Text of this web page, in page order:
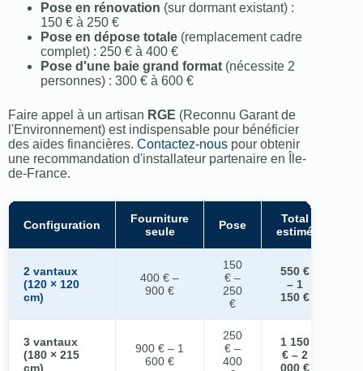
Pose en rénovation (sur dormant existant) :
150 € à 250 €
Pose en dépose totale (remplacement cadre
complet) : 250 € à 400 €
Pose d'une baie grand format (nécessite 2
personnes) : 300 € à 600 €
Faire appel à un artisan RGE (Reconnu Garant de
l'Environnement) est indispensable pour bénéficier
des aides financières. Contactez-nous pour obtenir
une recommandation d'installateur partenaire en Île-
de-France.
Configuration
Fourniture
seule
Pose
Total
estimé
2 vantaux
(120 × 120
cm)
400 € –
900 €
150
€ –
250
€
550 €
– 1
150 €
3 vantaux
(180 × 215
cm)
900 € – 1
600 €
250
€ –
400
1 150
€ – 2
000 €